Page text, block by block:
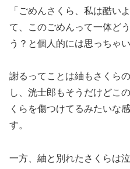
「ごめんさくら、私は酷い
て、このごめんって一体ど
う？と個人的には思っちゃ
謝るってことは紬もさくら
し、洸士郎もそうだけどこ
くらを傷つけてるみたいな
す。
一方、紬と別れたさくらは